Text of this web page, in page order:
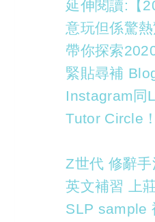
延伸閱讀:【
意玩但係驚
帶你探索
緊貼尋補
Instagram同
Tutor Circle！
Z世代 修辭
英文補習 上
SLP sample